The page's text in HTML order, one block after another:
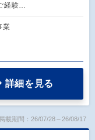
経験…
業
詳細を見る
載期間：26/07/28～26/08/17